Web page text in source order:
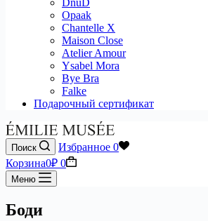
DnuD
Opaak
Chantelle X
Maison Close
Atelier Amour
Ysabel Mora
Bye Bra
Falke
Подарочный сертификат
Поиск Избранное 0
Корзина0₽ 0
Меню
Боди